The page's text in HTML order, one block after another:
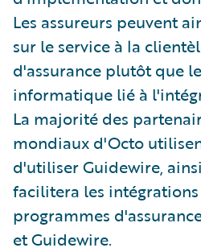
Les assureurs peuvent
sur le service à la
d'assurance plutôt que
informatique lié à
La majorité des
mondiaux d'Octo
d'utiliser Guidewire,
facilitera les
programmes
et Guidewire.